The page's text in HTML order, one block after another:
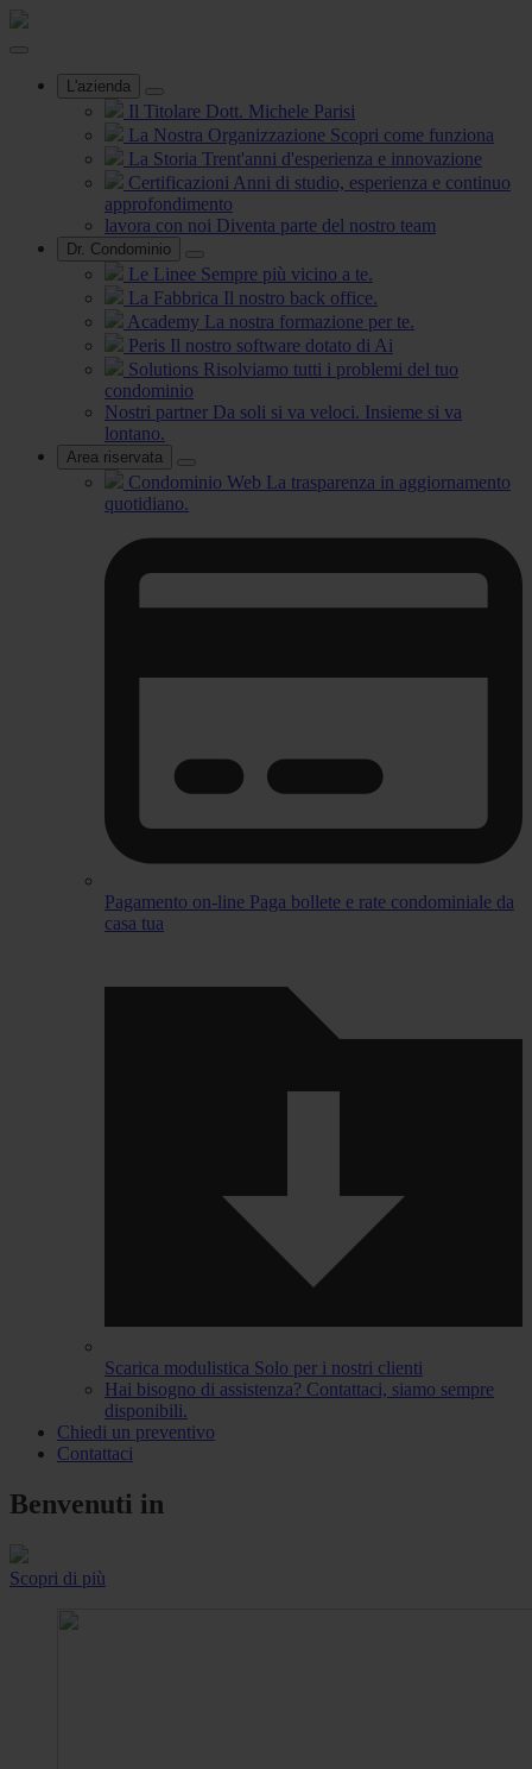
L'azienda
Il Titolare Dott. Michele Parisi
La Nostra Organizzazione Scopri come funziona
La Storia Trent'anni d'esperienza e innovazione
Certificazioni Anni di studio, esperienza e continuo
approfondimento
lavora con noi Diventa parte del nostro team
Dr. Condominio
Le Linee Sempre più vicino a te.
La Fabbrica Il nostro back office.
Academy La nostra formazione per te.
Peris Il nostro software dotato di Ai
Solutions Risolviamo tutti i problemi del tuo
condominio
Nostri partner Da soli si va veloci. Insieme si va
lontano.
Area riservata
Condominio Web La trasparenza in aggiornamento
quotidiano.
Pagamento on-line Paga bollete e rate condominiale da
casa tua
Scarica modulistica Solo per i nostri clienti
Hai bisogno di assistenza? Contattaci, siamo sempre
disponibili.
Chiedi un preventivo
Contattaci
Benvenuti in
Scopri di più